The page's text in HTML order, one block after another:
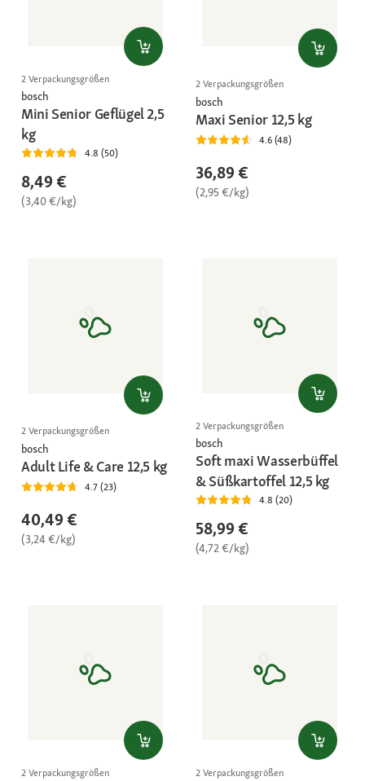
2 Verpackungsgrößen
bosch
Mini Senior Geflügel 2,5
kg
4.8 (50)
8,49 €
(3,40 €/kg)
2 Verpackungsgrößen
bosch
Maxi Senior 12,5 kg
4.6 (48)
36,89 €
(2,95 €/kg)
2 Verpackungsgrößen
bosch
Adult Life & Care 12,5 kg
4.7 (23)
40,49 €
(3,24 €/kg)
2 Verpackungsgrößen
bosch
Soft maxi Wasserbüffel
& Süßkartoffel 12,5 kg
4.8 (20)
58,99 €
(4,72 €/kg)
2 Verpackungsgrößen 2 Verpackungsgrößen